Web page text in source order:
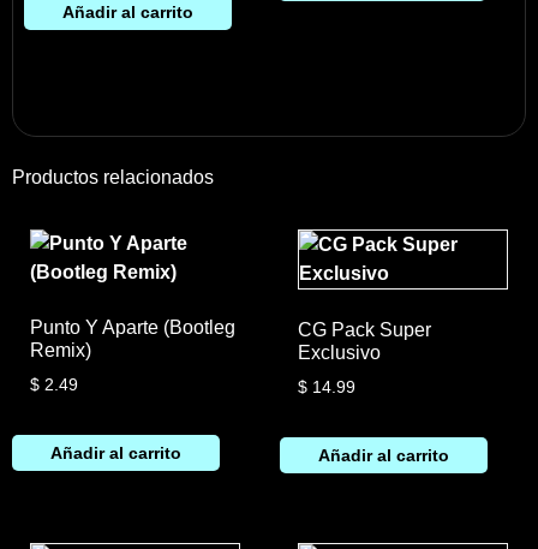
Añadir al carrito
Productos relacionados
Punto Y Aparte (Bootleg
Remix)
$ 2.49
Añadir al carrito
CG Pack Super
Exclusivo
$14.99
Añadir al carrito